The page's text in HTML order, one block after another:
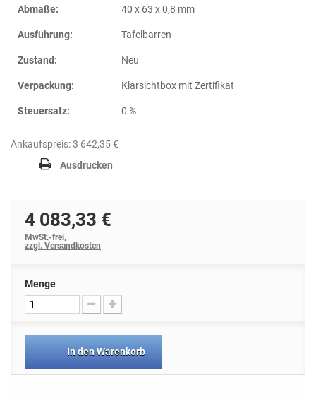
Abmaße: 40 x 63 x 0,8 mm
Ausführung: Tafelbarren
Zustand: Neu
Verpackung: Klarsichtbox mit Zertifikat
Steuersatz: 0 %
Ankaufspreis: 3 642,35 €
Ausdrucken
4 083,33 €
MwSt.-frei,
zzgl. Versandkosten
Menge
In den Warenkorb